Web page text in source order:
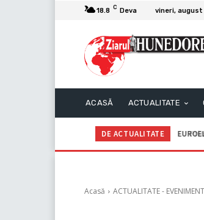
18.8 C Deva vineri, august
ACASĂ ACTUALITATE
DE ACTUALITATE
Acasă ACTUALITATE - EVENIMENT